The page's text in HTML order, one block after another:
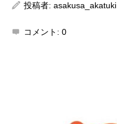
投稿者: asakusa_akatuki
コメント: 0